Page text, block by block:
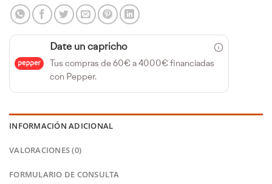
Date un capricho
Tus compras de 60€ a 4000€ financiadas
con Pepper.
INFORMACIÓN ADICIONAL
VALORACIONES (0)
FORMULARIO DE CONSULTA